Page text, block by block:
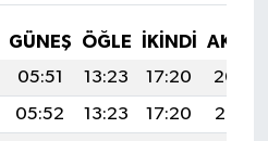
GÜNEŞ ÖĞLE İKINDI
05:51 13:23 17:20
20:44
05:52 13:23 17:20
20:43